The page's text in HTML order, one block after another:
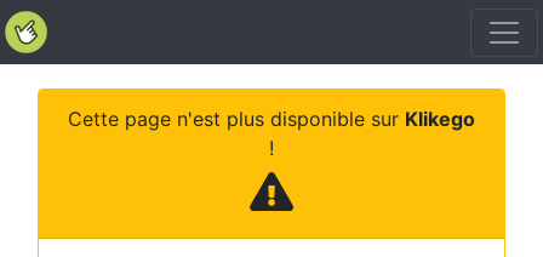
Cette page n'est plus disponible sur Klikego
!